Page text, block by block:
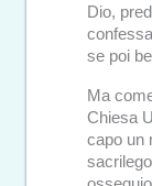
Dio,
se poi
Ma
Chiesa
capo un